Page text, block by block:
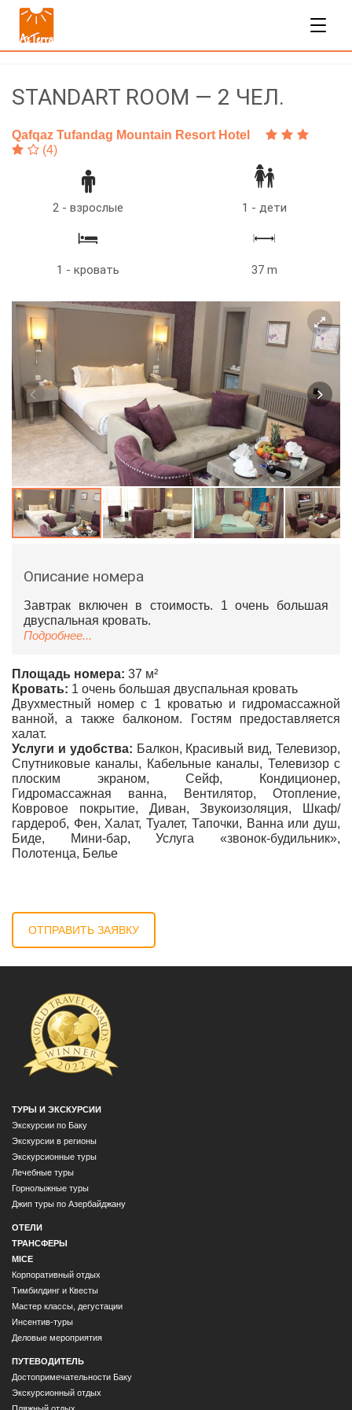
STANDART ROOM — 2 ЧЕЛ.
Qafqaz Tufandag Mountain Resort Hotel
(4)
2 - взрослые 1 - дети
1 - кровать 37 m
Описание номера
Завтрак включен в стоимость. 1 очень большая
двуспальная кровать.
Подробнее...
Площадь номера: 37 м²
Кровать: 1 очень большая двуспальная кровать
Двухместный номер с 1 кроватью и гидромассажной
ванной, а также балконом. Гостям предоставляется
халат.
Услуги и удобства: Балкон, Красивый вид, Телевизор,
Спутниковые каналы, Кабельные каналы, Телевизор с
плоским экраном, Сейф, Кондиционер,
Гидромассажная ванна, Вентилятор, Отопление,
Ковровое покрытие, Диван, Звукоизоляция, Шкаф/
гардероб, Фен, Халат, Туалет, Тапочки, Ванна или душ,
Биде, Мини-бар, Услуга «звонок-будильник»,
Полотенца, Белье
ОТПРАВИТЬ ЗАЯВКУ
ТУРЫ И ЭКСКУРСИИ
Экскурсии по Баку
Экскурсии в регионы
Экскурсионные туры
Лечебные туры
Горнолыжные туры
Джип туры по Азербайджану
ОТЕЛИ
ТРАНСФЕРЫ
MICE
Корпоративный отдых
Тимбилдинг и Квесты
Мастер классы, дегустации
Инсентив-туры
Деловые мероприятия
ПУТЕВОДИТЕЛЬ
Достопримечательности Баку
Экскурсионный отдых